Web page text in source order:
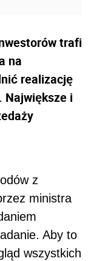
trafi
na
realizację
Największe i
z
ministra
Aby to
wszystkich